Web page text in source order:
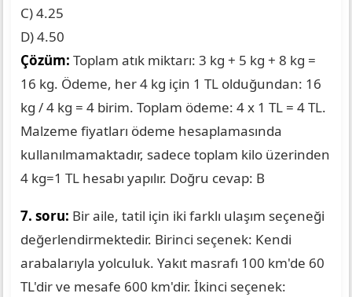
C) 4.25
D) 4.50
Çözüm: Toplam atık miktarı: 3 kg + 5 kg + 8 kg =
16 kg. Ödeme, her 4 kg için 1 TL olduğundan: 16
kg / 4 kg = 4 birim. Toplam ödeme: 4 x 1 TL = 4 TL.
Malzeme fiyatları ödeme hesaplamasında
kullanılmamaktadır, sadece toplam kilo üzerinden
4 kg=1 TL hesabı yapılır. Doğru cevap: B
7. soru: Bir aile, tatil için iki farklı ulaşım seçeneği
değerlendirmektedir. Birinci seçenek: Kendi
arabalarıyla yolculuk. Yakıt masrafı 100 km'de 60
TL'dir ve mesafe 600 km'dir. İkinci seçenek: